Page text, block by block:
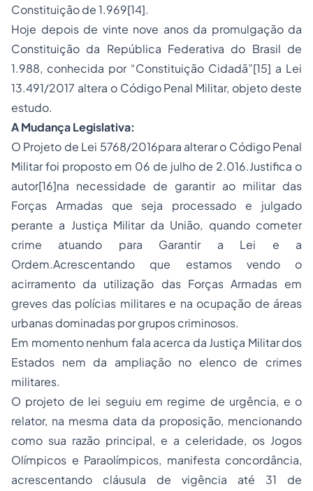
Constituição de 1.969[14].
Hoje depois de vinte nove anos da promulgação da
Constituição da República Federativa do Brasil de
1.988, conhecida por “Constituição Cidadã”[15] a Lei
13.491/2017 altera o Código Penal Militar, objeto deste
estudo.
A Mudança Legislativa:
O Projeto de Lei 5768/2016para alterar o Código Penal
Militar foi proposto em 06 de julho de 2.016.Justifica o
autor[16]na necessidade de garantir ao militar das
Forças Armadas que seja processado e julgado
perante a Justiça Militar da União, quando cometer
crime atuando para Garantir a Lei e a
Ordem.Acrescentando que estamos vendo o
acirramento da utilização das Forças Armadas em
greves das polícias militares e na ocupação de áreas
urbanas dominadas por grupos criminosos.
Em momento nenhum fala acerca da Justiça Militar dos
Estados nem da ampliação no elenco de crimes
militares.
O projeto de lei seguiu em regime de urgência, e o
relator, na mesma data da proposição, mencionando
como sua razão principal, e a celeridade, os Jogos
Olímpicos e Paraolímpicos, manifesta concordância,
acrescentando cláusula de vigência até 31 de